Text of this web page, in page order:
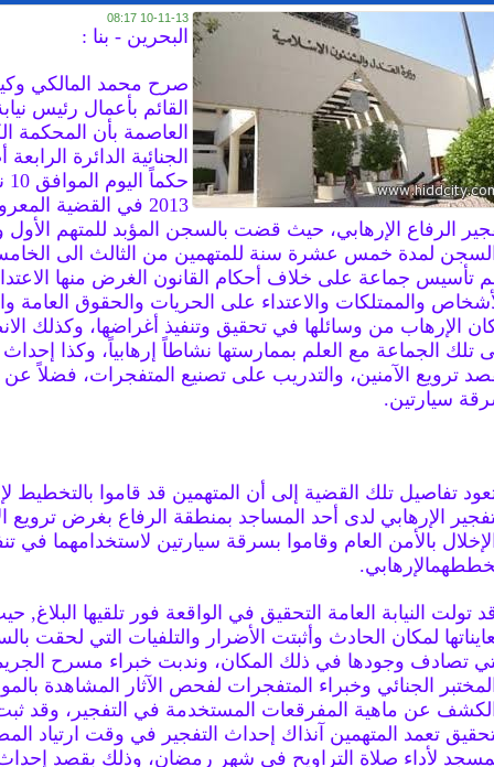
10-11-13 08:17
البحرين - بنا :
صرح محمد المالكي
القائم بأعمال رئيس
العاصمة بأن المحكمة
الجنائية الدائرة
2013 في القضية
الرفاع الإرهابي، حيث قضت بالسجن المؤبد للمتهم الأول
لمدة خمس عشرة سنة للمتهمين من الثالث الى
تأسيس جماعة على خلاف أحكام القانون الغرض منها
والممتلكات والاعتداء على الحريات والحقوق العامة
الإرهاب من وسائلها في تحقيق وتنفيذ أغراضها، وكذلك
تلك الجماعة مع العلم بممارستها نشاطاً إرهابياً، وكذا
ترويع الآمنين، والتدريب على تصنيع المتفجرات، فضلاً عن
سيارتين.
تفاصيل تلك القضية إلى أن المتهمين قد قاموا بالتخطيط
الإرهابي لدى أحد المساجد بمنطقة الرفاع بغرض ترويع
بالأمن العام وقاموا بسرقة سيارتين لاستخدامهما في
تولت النيابة العامة التحقيق في الواقعة فور تلقيها البلاغ,
لمكان الحادث وأثبتت الأضرار والتلفيات التي لحقت
تصادف وجودها في ذلك المكان، وندبت خبراء مسرح
الجنائي وخبراء المتفجرات لفحص الآثار المشاهدة
عن ماهية المفرقعات المستخدمة في التفجير، وقد
تعمد المتهمين آنذاك إحداث التفجير في وقت ارتياد
لأداء صلاة التراويح في شهر رمضان، وذلك بقصد